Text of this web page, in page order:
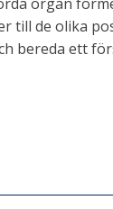
till de olika
bereda ett